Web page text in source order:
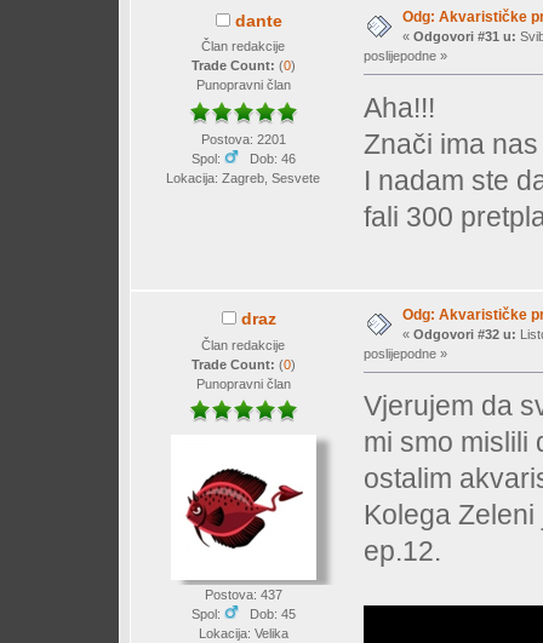
dante
Član redakcije
Trade Count: (0)
Punopravni član
Postova: 2201
Spol:
Dob: 46
Lokacija: Zagreb, Sesvete
Odg: Akvarističke
« Odgovori #31 u:
poslijepodne »
Aha!!!
Znači ima
I nadam ste
fali 300
draz
Član redakcije
Trade Count: (0)
Punopravni član
Postova: 437
Spol:
Dob: 45
Lokacija: Velika
Odg: Akvarističke
« Odgovori #32 u:
poslijepodne »
Vjerujem da
mi smo mislili
ostalim
Kolega
ep.12.